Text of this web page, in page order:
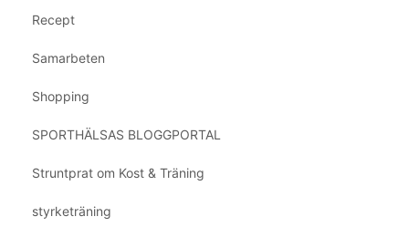
Recept
Samarbeten
Shopping
SPORTHÄLSAS BLOGGPORTAL
Struntprat om Kost & Träning
styrketräning